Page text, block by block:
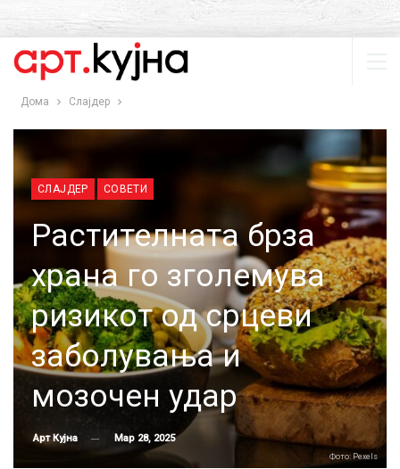
Дома Слајдер
СЛАЈДЕР СОВЕТИ
Растителната брза
храна го зголемува
ризикот од срцеви
заболувања и
мозочен удар
Арт Кујна Мар 28, 2025
Фото: Pexels